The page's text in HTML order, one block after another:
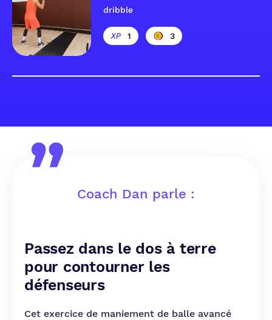
dribble
1 3
Coach Dan parle :
Passez dans le dos à terre
pour contourner les
défenseurs
Cet exercice de maniement de balle avancé